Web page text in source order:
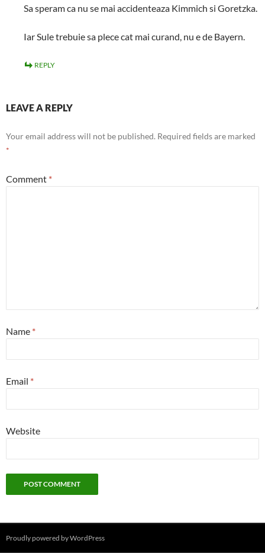
Sa speram ca nu se mai accidenteaza Kimmich si Goretzka.
Iar Sule trebuie sa plece cat mai curand, nu e de Bayern.
REPLY
LEAVE A REPLY
Your email address will not be published. Required fields are marked
*
Comment *
Name *
Email *
Website
Proudly powered by WordPress